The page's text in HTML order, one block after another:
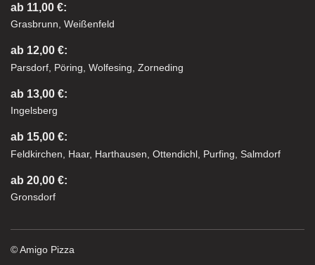
ab 11,00 €:
Grasbrunn, Weißenfeld
ab 12,00 €:
Parsdorf, Pöring, Wolfesing, Zorneding
ab 13,00 €:
Ingelsberg
ab 15,00 €:
Feldkirchen, Haar, Harthausen, Ottendichl, Purfing, Salmdorf
ab 20,00 €:
Gronsdorf
© Amigo Pizza